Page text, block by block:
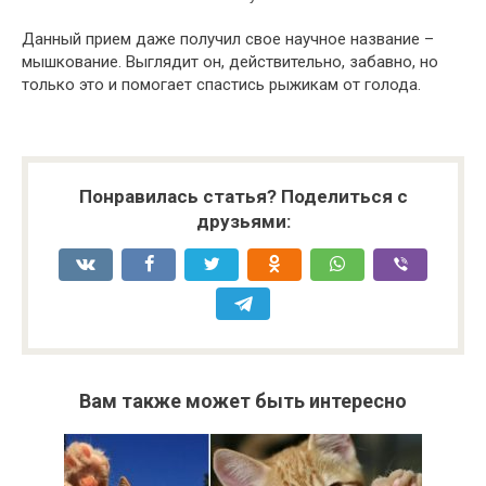
Данный прием даже получил свое научное название –
мышкование. Выглядит он, действительно, забавно, но
только это и помогает спастись рыжикам от голода.
Понравилась статья? Поделиться с
друзьями:
Вам также может быть интересно